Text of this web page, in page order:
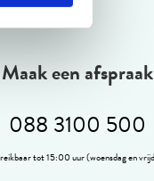
Maak een afspraak
088 3100 500
tot 15:00 uur (woensdag en